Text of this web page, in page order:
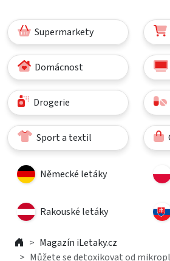
Supermarkety
Domácnost
Drogerie
Sport a textil
Německé letáky
Rakouské letáky
Magazín iLetaky.cz
Můžete se detoxikovat od